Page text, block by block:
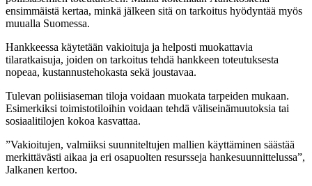
ensimmäistä kertaa, minkä jälkeen sitä on tarkoitus hyödyntää myös
muualla Suomessa.
Hankkeessa käytetään vakioituja ja helposti muokattavia
tilaratkaisuja, joiden on tarkoitus tehdä hankkeen toteutuksesta
nopeaa, kustannustehokasta sekä joustavaa.
Tulevan poliisiaseman tiloja voidaan muokata tarpeiden mukaan.
Esimerkiksi toimistotiloihin voidaan tehdä väliseinämuutoksia tai
sosiaalitilojen kokoa kasvattaa.
”Vakioitujen, valmiiksi suunniteltujen mallien käyttäminen säästää
merkittävästi aikaa ja eri osapuolten resursseja hankesuunnittelussa”,
Jalkanen kertoo.